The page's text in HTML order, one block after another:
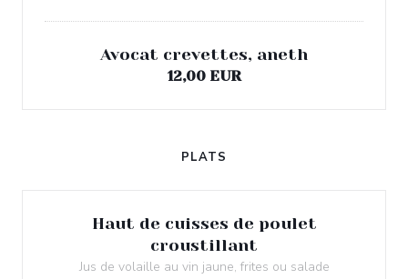
Avocat crevettes, aneth
12,00 EUR
PLATS
Haut de cuisses de poulet
croustillant
Jus de volaille au vin jaune, frites ou salade